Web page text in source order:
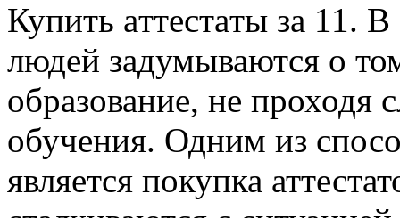
Купить aттeстaты зa 11.
людей задумываются о
образование, не
обучения. Одним из
является покупка